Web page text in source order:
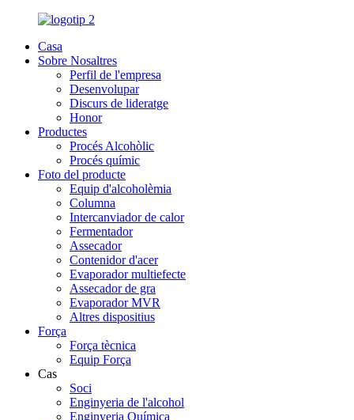
Casa
Sobre Nosaltres
Perfil de l'empresa
Desenvolupar
Discurs de lideratge
Honor
Productes
Procés Alcohòlic
Procés químic
Foto del producte
Equip d'alcoholèmia
Columna
Intercanviador de calor
Fermentador
Assecador
Contenidor d'acer
Evaporador multiefecte
Assecador de gra
Evaporador MVR
Altres dispositius
Força
Força tècnica
Equip Força
Cas
Soci
Enginyeria de l'alcohol
Enginyeria Química